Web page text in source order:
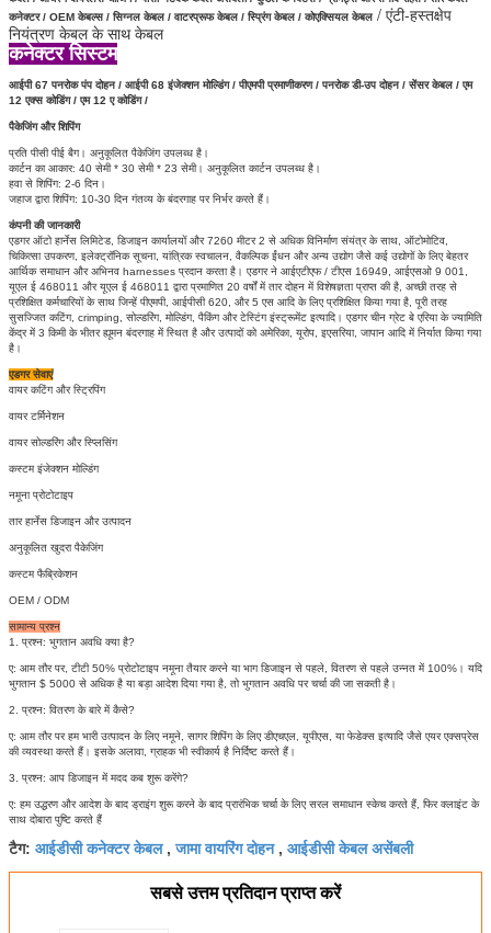
कनेक्टर / OEM केबल्स / सिग्नल केबल / वाटरप्रूफ केबल / स्प्रिंग केबल / कोएक्सियल केबल / एंटी-हस्तक्षेप
नियंत्रण केबल के साथ केबल
कनेक्टर सिस्टम
आईपी ​​67 पनरोक पंप दोहन / आईपी 68 इंजेक्शन मोल्डिंग / पीएमपी प्रमाणीकरण / पनरोक डी-उप दोहन / सेंसर केबल / एम
12 एक्स कोडिंग / एम 12 ए कोडिंग /
पैकेजिंग और शिपिंग
प्रति पीसी पीई बैग। अनुकूलित पैकेजिंग उपलब्ध है।
कार्टन का आकार: 40 सेमी * 30 सेमी * 23 सेमी। अनुकूलित कार्टन उपलब्ध है।
हवा से शिपिंग: 2-6 दिन।
जहाज द्वारा शिपिंग: 10-30 दिन गंतव्य के बंदरगाह पर निर्भर करते हैं।
कंपनी की जानकारी
एडगर ऑटो हार्नेस लिमिटेड, डिजाइन कार्यालयों और 7260 मीटर 2 से अधिक विनिर्माण संयंत्र के साथ, ऑटोमोटिव,
चिकित्सा उपकरण, इलेक्ट्रॉनिक सूचना, यांत्रिक स्वचालन, वैकल्पिक ईंधन और अन्य उद्योग जैसे कई उद्योगों के लिए बेहतर
आर्थिक समाधान और अभिनव harnesses प्रदान करता है। एडगर ने आईएटीएफ / टीएस 16949, आईएसओ 9 001,
यूएल ई 468011 और यूएल ई 468011 द्वारा प्रमाणित 20 वर्षों में तार दोहन में विशेषज्ञता प्राप्त की है, अच्छी तरह से
प्रशिक्षित कर्मचारियों के साथ जिन्हें पीएमपी, आईपीसी 620, और 5 एस आदि के लिए प्रशिक्षित किया गया है, पूरी तरह
सुसज्जित कटिंग, crimping, सोल्डरिंग, मोल्डिंग, पैकिंग और टेस्टिंग इंस्ट्रूमेंट इत्यादि। एडगर चीन ग्रेट बे एरिया के ज्यामिति
केंद्र में 3 किमी के भीतर ह्यूमन बंदरगाह में स्थित है और उत्पादों को अमेरिका, यूरोप, इएसरिया, जापान आदि में निर्यात किया गया
है।
एडगर सेवाएं
वायर कटिंग और स्ट्रिपिंग
वायर टर्मिनेशन
वायर सोल्डरिंग और स्प्लिसिंग
कस्टम इंजेक्शन मोल्डिंग
नमूना प्रोटोटाइप
तार हार्नेस डिजाइन और उत्पादन
अनुकूलित खुदरा पैकेजिंग
कस्टम फैब्रिकेशन
OEM / ODM
सामान्य प्रश्न
1. प्रश्न: भुगतान अवधि क्या है?
ए: आम तौर पर, टीटी 50% प्रोटोटाइप नमूना तैयार करने या भाग डिजाइन से पहले, वितरण से पहले उन्नत में 100%। यदि
भुगतान $ 5000 से अधिक है या बड़ा आदेश दिया गया है, तो भुगतान अवधि पर चर्चा की जा सकती है।
2. प्रश्न: वितरण के बारे में कैसे?
ए: आम तौर पर हम भारी उत्पादन के लिए नमूने, सागर शिपिंग के लिए डीएचएल, यूपीएस, या फेडेक्स इत्यादि जैसे एयर एक्सप्रेस
की व्यवस्था करते हैं। इसके अलावा, ग्राहक भी स्वीकार्य है निर्दिष्ट करते हैं।
3. प्रश्न: आप डिजाइन में मदद कब शुरू करेंगे?
ए: हम उद्धरण और आदेश के बाद ड्राइंग शुरू करने के बाद प्रारंभिक चर्चा के लिए सरल समाधान स्केच करते हैं, फिर क्लाइंट के
साथ दोबारा पुष्टि करते हैं
टैग: आईडीसी कनेक्टर केबल,जामा वायरिंग दोहन, आईडीसी केबल असेंबली
सबसे उत्तम प्रतिदान प्राप्त करें